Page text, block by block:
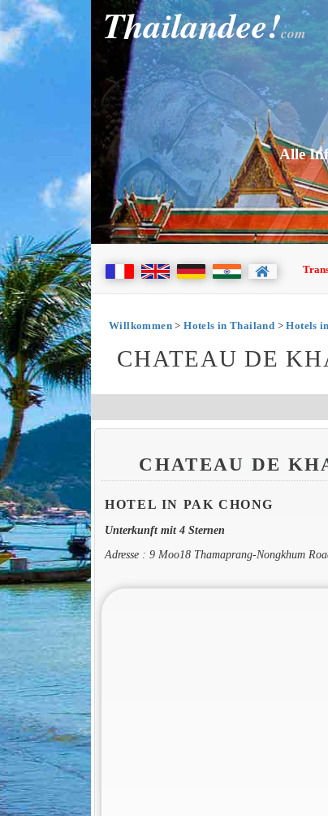
Thailandee!com
Alle
Willkommen>Hotels in Thailand >Hotels
CHATEAU DE
CHATEAU DE
HOTEL IN PAK CHONG
Unterkunft mit 4 Sternen
Adresse : 9 Moo18 Thamaprang-Nongkhum